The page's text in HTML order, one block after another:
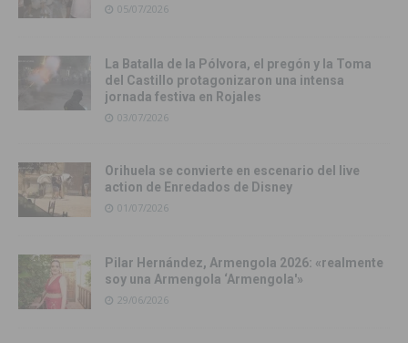
05/07/2026
La Batalla de la Pólvora, el pregón y la Toma
del Castillo protagonizaron una intensa
jornada festiva en Rojales
03/07/2026
Orihuela se convierte en escenario del live
action de Enredados de Disney
01/07/2026
Pilar Hernández, Armengola 2026: «realmente
soy una Armengola ‘Armengola'»
29/06/2026